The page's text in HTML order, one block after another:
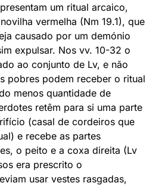
um ritual arcaico,
vermelha (Nm 19.1), que
causado por um demónio
expulsar. Nos vv. 10-32 o
ao conjunto de Lv, e não
pobres podem receber o ritual
menos quantidade de
retêm para si uma parte
(casal de cordeiros que
e recebe as partes
o peito e a coxa direita (Lv
era prescrito o
usar vestes rasgadas,